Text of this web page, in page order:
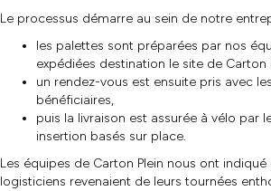
Le processus démarre au sein de notre
les palettes sont préparées par nos
expédiées destination le site de Carton
un rendez-vous est ensuite pris avec
bénéficiaires,
puis la livraison est assurée à vélo par
insertion basés sur place.
Les équipes de Carton Plein nous ont
logisticiens revenaient de leurs tournées